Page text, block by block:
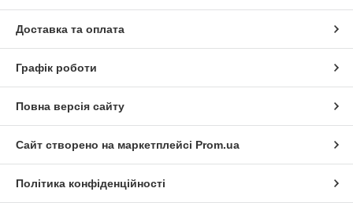
Доставка та оплата
Графік роботи
Повна версія сайту
Сайт створено на маркетплейсі Prom.ua
Політика конфіденційності